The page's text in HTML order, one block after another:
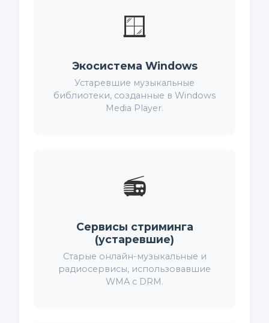
🪟
Экосистема Windows
Устаревшие музыкальные
библиотеки, созданные в Windows
Media Player.
📻
Сервисы стриминга
(устаревшие)
Старые онлайн-музыкальные и
радиосервисы, использовавшие
WMA с DRM.